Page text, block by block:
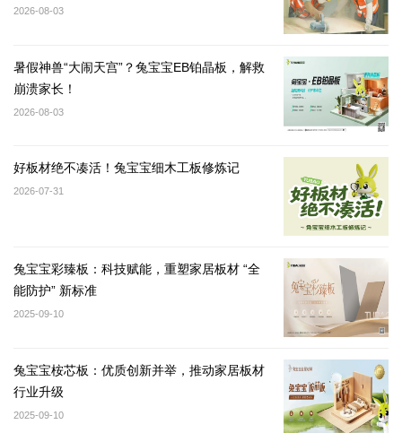
2026-08-03
暑假神兽“大闹天宫”？兔宝宝EB铂晶板，解救
崩溃家长！
2026-08-03
好板材绝不凑活！兔宝宝细木工板修炼记
2026-07-31
兔宝宝彩臻板：科技赋能，重塑家居板材 “全
能防护” 新标准
2025-09-10
兔宝宝桉芯板：优质创新并举，推动家居板材
行业升级
2025-09-10